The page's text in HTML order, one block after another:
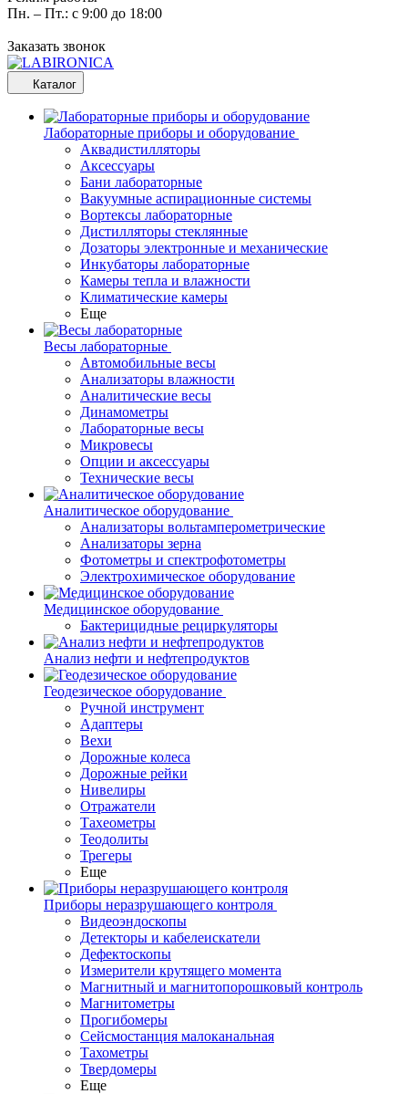
Пн. – Пт.: с 9:00 до 18:00
Заказать звонок
Каталог
Лабораторные приборы и оборудование
Аквадистилляторы
Аксессуары
Бани лабораторные
Вакуумные аспирационные системы
Вортексы лабораторные
Дистилляторы стеклянные
Дозаторы электронные и механические
Инкубаторы лабораторные
Камеры тепла и влажности
Климатические камеры
Еще
Весы лабораторные
Автомобильные весы
Анализаторы влажности
Аналитические весы
Динамометры
Лабораторные весы
Микровесы
Опции и аксессуары
Технические весы
Аналитическое оборудование
Анализаторы вольтамперометрические
Анализаторы зерна
Фотометры и спектрофотометры
Электрохимическое оборудование
Медицинское оборудование
Бактерицидные рециркуляторы
Анализ нефти и нефтепродуктов
Геодезическое оборудование
Ручной инструмент
Адаптеры
Вехи
Дорожные колеса
Дорожные рейки
Нивелиры
Отражатели
Тахеометры
Теодолиты
Трегеры
Еще
Приборы неразрушающего контроля
Видеоэндоскопы
Детекторы и кабелеискатели
Дефектоскопы
Измерители крутящего момента
Магнитный и магнитопорошковый контроль
Магнитометры
Прогибомеры
Сейсмостанция малоканальная
Тахометры
Твердомеры
Еще